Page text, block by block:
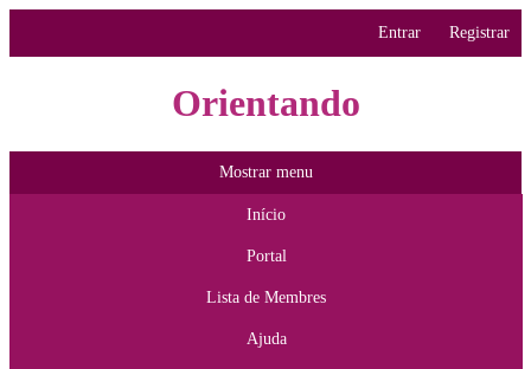
Entrar Registrar
Orientando
Mostrar menu
Início
Portal
Lista de Membres
Ajuda